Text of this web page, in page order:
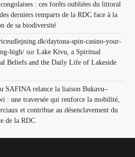
: ces forêts oubliées du littoral
derniers remparts de la RDC face à la
de sa biodiversité
daytona-spin-casino-your-
high/ surLake Kivu, a Spiritual
Beliefs and the Daily Life of Lakeside
SAFINA relance la liaison Bukavu–
: une traversée qui renforce la mobilité,
et contribue au désenclavement du
de la RDC